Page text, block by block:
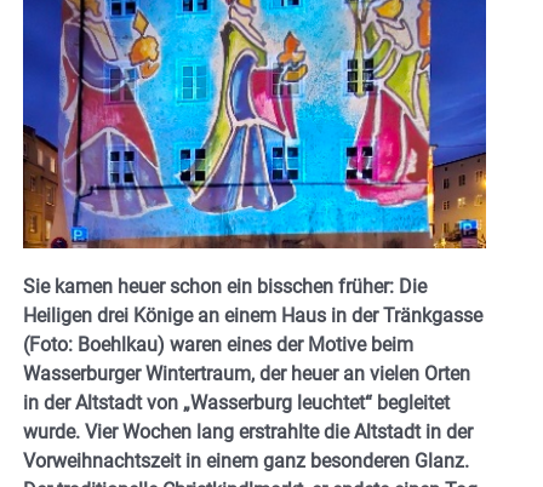
Sie kamen heuer schon ein bisschen früher: Die
Heiligen drei Könige an einem Haus in der Tränkgasse
(Foto: Boehlkau) waren eines der Motive beim
Wasserburger Wintertraum, der heuer an vielen Orten
in der Altstadt von „Wasserburg leuchtet“ begleitet
wurde. Vier Wochen lang erstrahlte die Altstadt in der
Vorweihnachtszeit in einem ganz besonderen Glanz.